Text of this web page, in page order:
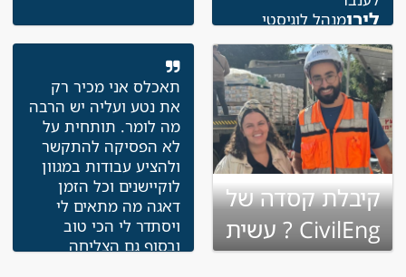
לירןמנהל לוגיסטי
קיבלת קסדה של
CivilEng ? עשית
שינוי בקריירה
תאכלס אני מכיר רק
את נטע ועליה יש הרבה
מה לומר. תותחית על
לא הפסיקה להתקשר
ולהציע עבודות במגוון
לוקיישנים וכל הזמן
דאגה מה מתאים לי
ויסתדר לי הכי טוב
ובסוף גם הצליחה